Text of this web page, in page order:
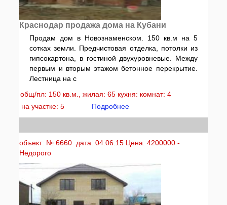
Краснодар продажа дома на Кубани
Продам дом в Новознаменском. 150 кв.м на 5
сотках земли. Предчистовая отделка, потолки из
гипсокартона, в гостиной двухуровневые. Между
первым и вторым этажом бетонное перекрытие.
Лестница на с
общ/пл: 150 кв.м., жилая: 65 кухня: комнат: 4
на участке: 5
Подробнее
объект: № 6660 дата: 04.06.15 Цена: 4200000 -
Недорого